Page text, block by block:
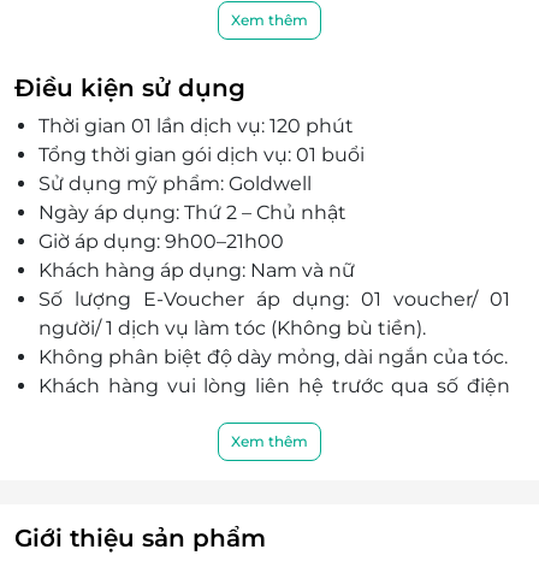
Tọa lạc tại 62 Nguyễn Khang, Cầu Giấy, Hà Nội,
Blue Hair Salon với nhiều năm hoạt động uy tín
và chất lượng - là địa chỉ luôn được nhiều khách
hàng yêu mến và tìm đến mỗi khi có nhu cầu
làm đẹp cho mái tóc.
Đội ngũ nhân viên chuyên nghiệp, có tay nghề
cao, được đào tạo bài bản, luôn cập nhật những
mẫu tóc mới, thời trang nhất, giúp tư vấn cho
bạn có được những kiểu tóc ưng ý và ấn tượng.
Không gian thoáng mát, rộng rãi, trang thiết bị
hiện đại đồng bộ.
Xem thêm
Điều kiện sử dụng
Thời gian 01 lần dịch vụ: 120 phút
Tổng thời gian gói dịch vụ: 01 buổi
Sử dụng mỹ phẩm: Goldwell
Ngày áp dụng: Thứ 2 – Chủ nhật
Giờ áp dụng: 9h00–21h00
Khách hàng áp dụng: Nam và nữ
Số lượng E-Voucher áp dụng: 01 voucher/ 01
người/ 1 dịch vụ làm tóc (Không bù tiền).
Không phân biệt độ dày mỏng, dài ngắn của tóc.
Khách hàng vui lòng liên hệ trước qua số điện
Địa chỉ: Số 62 Nguyễn Khang – Cầu Giấy – Hà
E-Voucher/E-Coupon không có giá trị quy đổi
thành tiền mặt, không trả lại tiền thừa.
Xem thêm
Giới thiệu sản phẩm